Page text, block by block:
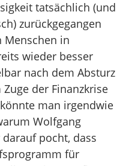
tatsächlich (und
zurückgegangen
Menschen in
wieder besser
nach dem Absturz
der Finanzkrise
man irgendwie
Wolfgang
pocht, dass
für